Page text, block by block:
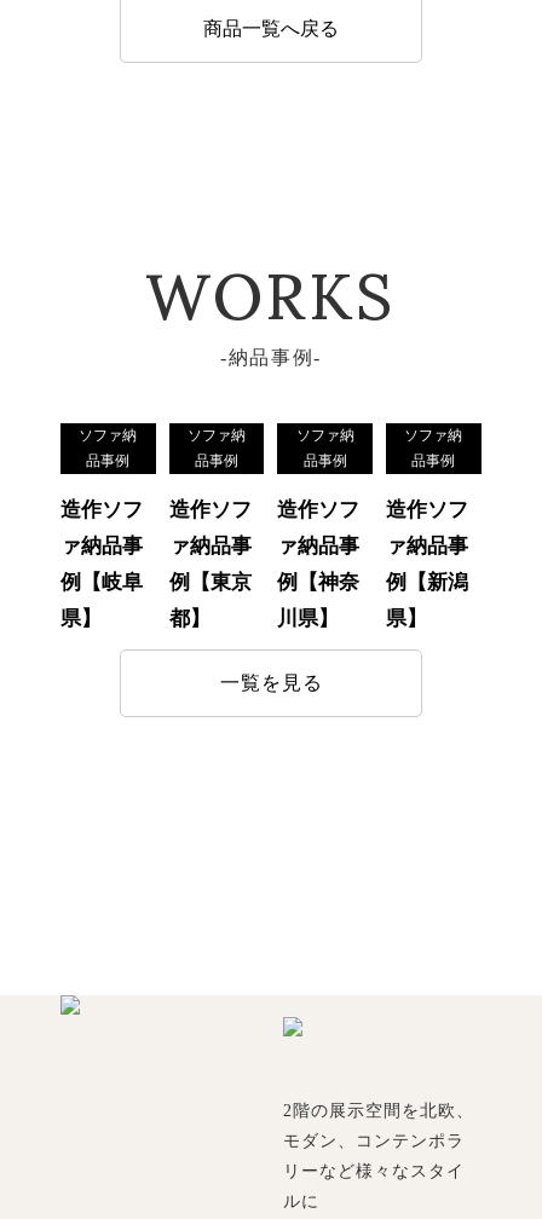
商品一覧へ戻る
WORKS
納品事例
ソファ納
品事例
造作ソフ
ァ納品事
例【岐阜
県】
ソファ納
品事例
造作ソフ
ァ納品事
例【東京
都】
ソファ納
品事例
造作ソフ
ァ納品事
例【神奈
川県】
ソファ納
品事例
造作ソフ
ァ納品事
例【新潟
県】
一覧を見る
2階の展示空間を北欧、
モダン、コンテンポラ
リーなど様々なスタイ
ルに